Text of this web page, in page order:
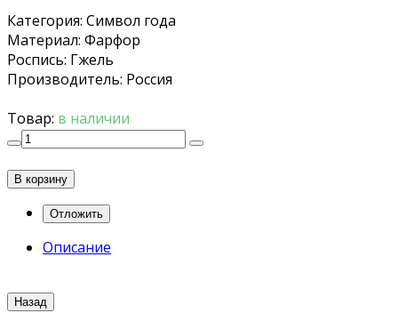
Категория: Символ года
Материал: Фарфор
Роспись: Гжель
Производитель: Россия
Товар: в наличии
В корзину
Описание